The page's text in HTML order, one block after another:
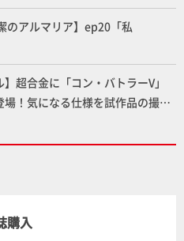
読み】
のアルマリア】ep20「私
】超合金に「コン・バトラーV」
場！気になる仕様を試作品の撮り
け！【超合金の魂】
購入